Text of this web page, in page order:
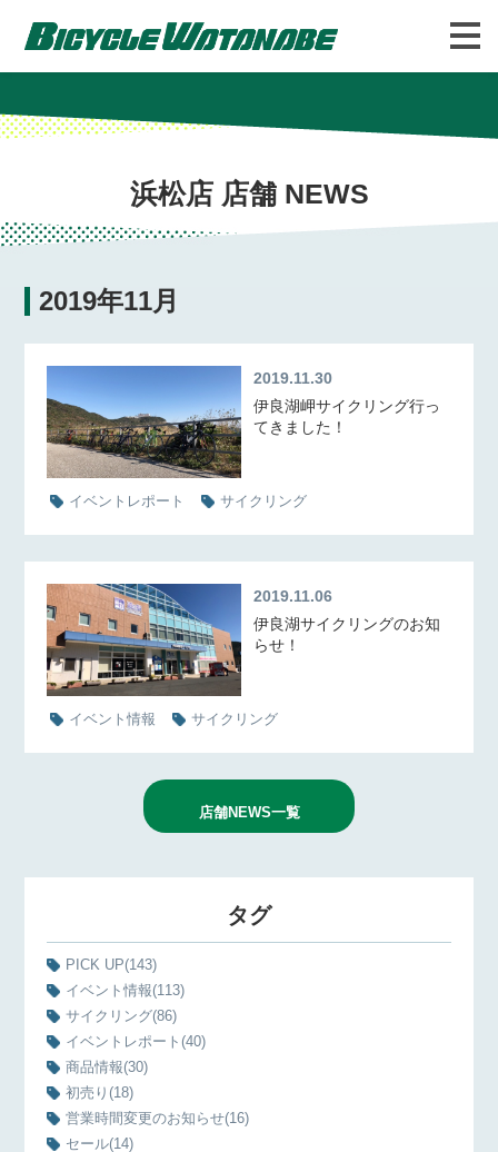
FAQ
浜松店 店舗 NEWS
2019年11月
2019.11.30
伊良湖岬サイクリング行っ
てきました！
イベントレポート サイクリング
2019.11.06
伊良湖サイクリングのお知
らせ！
イベント情報 サイクリング
店舗NEWS一覧
タグ
PICK UP(143)
イベント情報(113)
サイクリング(86)
イベントレポート(40)
商品情報(30)
初売り(18)
営業時間変更のお知らせ(16)
セール(14)